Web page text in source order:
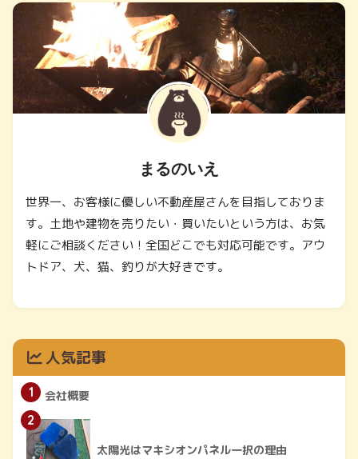
まるのいえ
世界一、お客様に優しい不動産屋さんを目指しておりま
す。土地や建物を売りたい・買いたいという方は、お気
軽にご相談ください！全国どこでも対応可能です。アウ
トドア、犬、猫、釣りが大好きです。
人気記事
1
会社概要
2
太陽光はマキシオンパネル一択の理由